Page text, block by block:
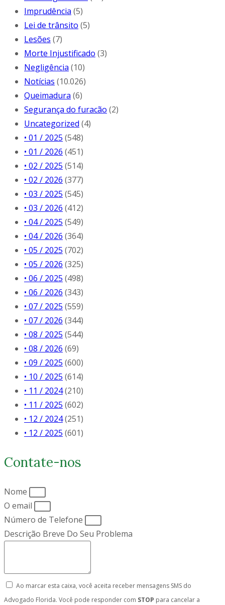
Imprudência (5)
Lei de trânsito (5)
Lesões (7)
Morte Injustificado (3)
Negligência (10)
Notícias (10.026)
Queimadura (6)
Segurança do furacão (2)
Uncategorized (4)
• 01 / 2025 (548)
• 01 / 2026 (451)
• 02 / 2025 (514)
• 02 / 2026 (377)
• 03 / 2025 (545)
• 03 / 2026 (412)
• 04 / 2025 (549)
• 04 / 2026 (364)
• 05 / 2025 (702)
• 05 / 2026 (325)
• 06 / 2025 (498)
• 06 / 2026 (343)
• 07 / 2025 (559)
• 07 / 2026 (344)
• 08 / 2025 (544)
• 08 / 2026 (69)
• 09 / 2025 (600)
• 10 / 2025 (614)
• 11 / 2024(210)
• 11 / 2025 (602)
• 12 / 2024(251)
• 12 / 2025 (601)
Contate-nos
Nome
O email
Número de Telefone
Descrição Breve Do Seu Problema
Ao marcar esta caixa, você aceita receber mensagens SMS do
Advogado Florida. Você pode responder com STOP para cancelar a